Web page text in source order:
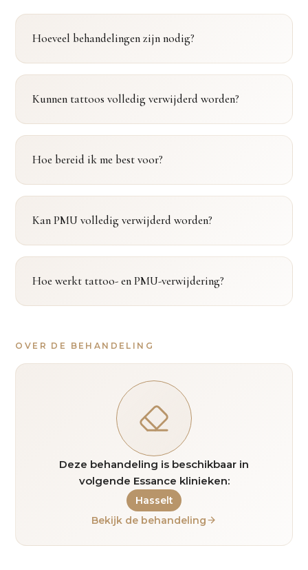
Hoeveel behandelingen zijn nodig?
Kunnen tattoos volledig verwijderd worden?
Hoe bereid ik me best voor?
Kan PMU volledig verwijderd worden?
Hoe werkt tattoo- en PMU-verwijdering?
OVER DE BEHANDELING
Deze behandeling is beschikbaar in
volgende Essance klinieken:
Hasselt
Bekijk de behandeling